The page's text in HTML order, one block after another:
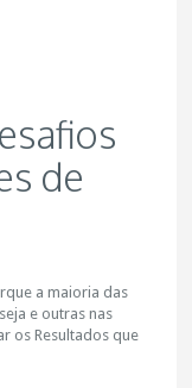
de
a maioria das
e outras nas
os Resultados que